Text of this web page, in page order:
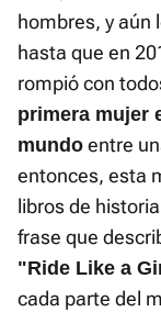
hombres, y aún
hasta que en
rompió con
primera mujer
mundo entre
entonces, esta
libros de
frase que
"Ride Like a
cada parte del